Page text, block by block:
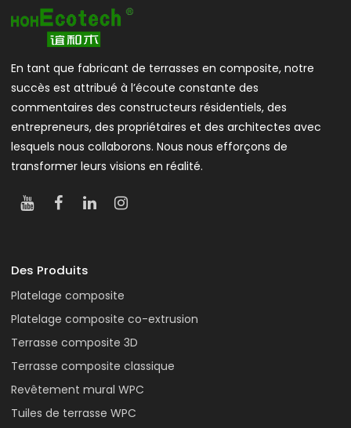
En tant que fabricant de terrasses en composite, notre
succès est attribué à l’écoute constante des
commentaires des constructeurs résidentiels, des
entrepreneurs, des propriétaires et des architectes avec
lesquels nous collaborons. Nous nous efforçons de
transformer leurs visions en réalité.
Des Produits
Platelage composite
Platelage composite co-extrusion
Terrasse composite 3D
Terrasse composite classique
Revêtement mural WPC
Tuiles de terrasse WPC